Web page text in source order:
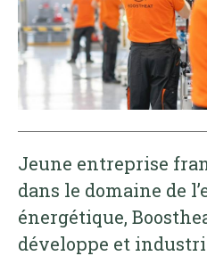
Jeune entreprise
dans le domaine de
énergétique,
développe et